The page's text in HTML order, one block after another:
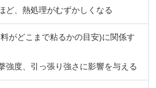
ど、熱処理がむずかしくなる
がどこまで粘るかの目安)に関係す
強度、引っ張り強さに影響を与える